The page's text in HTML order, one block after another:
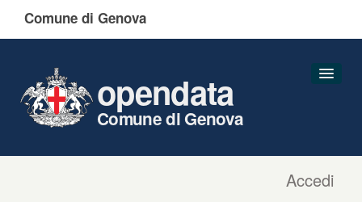
Comune di Genova
Accedi
opendata
Comune di Genova